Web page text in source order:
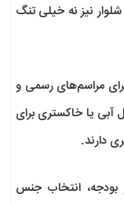
نیز نه خیلی تنگ
مراسم‌های رسمی و
آبی یا خاکستری برای
دارند.
انتخاب جنس